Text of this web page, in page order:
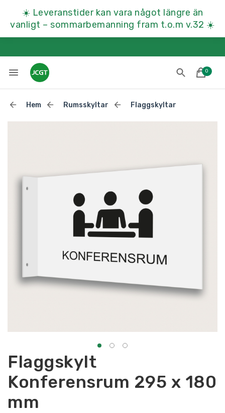
☀️ Leveranstider kan vara något längre än
vanligt – sommarbemanning fram t.o.m v.32 ☀️
0
Till kassan
Hem Rumsskyltar Flaggskyltar
Flaggskylt
Konferensrum 295 x 180
mm